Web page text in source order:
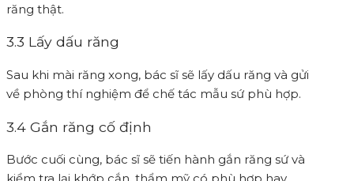
răng thật.
3.3 Lấy dấu răng
Sau khi mài răng xong, bác sĩ sẽ lấy dấu răng và gửi
về phòng thí nghiệm để chế tác mẫu sứ phù hợp.
3.4 Gắn răng cố định
Bước cuối cùng, bác sĩ sẽ tiến hành gắn răng sứ và